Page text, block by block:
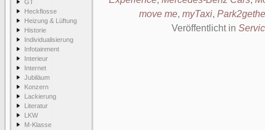
GT
Heckflosse
Heizung & Lüftung
Historie
Individualisierung
Infotainment
Interieur
Internet
Jubiläum
Konzern
Lackierung
Literatur
LKW
M-Klasse
move me, myTaxi,
Veröffentlicht in